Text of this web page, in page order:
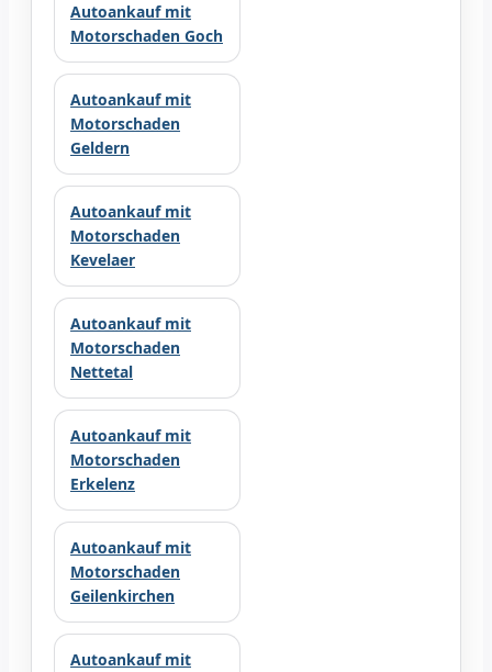
Autoankauf mit
Motorschaden Goch
Autoankauf mit
Motorschaden
Geldern
Autoankauf mit
Motorschaden
Kevelaer
Autoankauf mit
Motorschaden
Nettetal
Autoankauf mit
Motorschaden
Erkelenz
Autoankauf mit
Motorschaden
Geilenkirchen
Autoankauf mit